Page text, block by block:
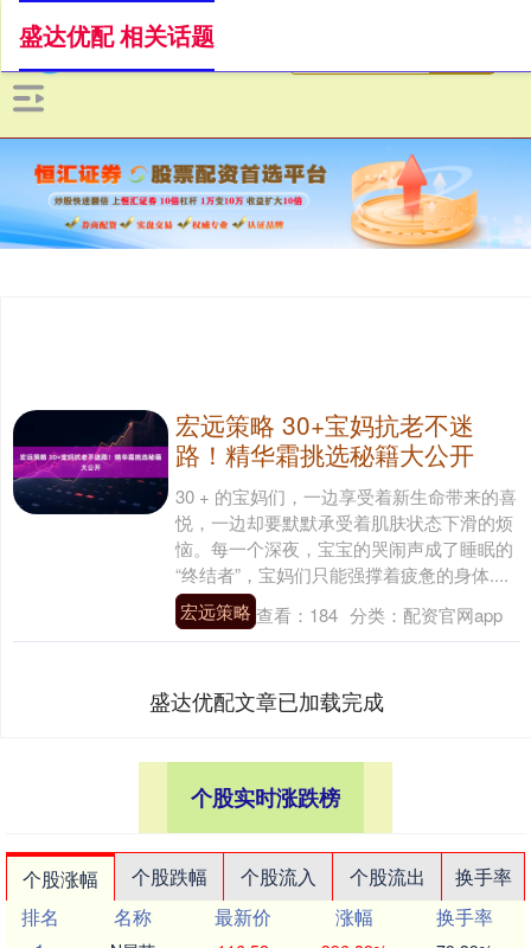
盛达优配 相关话题
宏远策略 30+宝妈抗老不迷
路！精华霜挑选秘籍大公开
30 + 的宝妈们，一边享受着新生命带来的喜
悦，一边却要默默承受着肌肤状态下滑的烦
恼。每一个深夜，宝宝的哭闹声成了睡眠的
“终结者”，宝妈们只能强撑着疲惫的身体....
宏远策略 查看： 184 分类： 配资官网app
盛达优配文章已加载完成
个股实时涨跌榜
个股涨幅 个股跌幅 个股流入 个股流出
换手率
排名
名称 最新价 涨幅
换手率